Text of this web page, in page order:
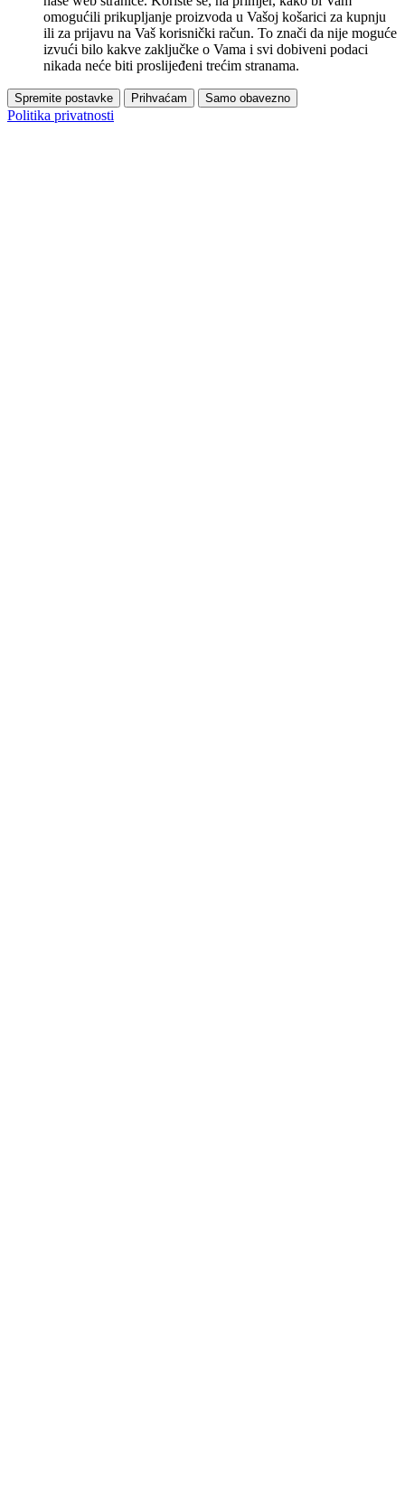
omogućili prikupljanje proizvoda u Vašoj košarici za kupnju
ili za prijavu na Vaš korisnički račun. To znači da nije moguće
izvući bilo kakve zaključke o Vama i svi dobiveni podaci
nikada neće biti proslijeđeni trećim stranama.
Spremite postavke Prihvaćam Samo obavezno
Politika privatnosti